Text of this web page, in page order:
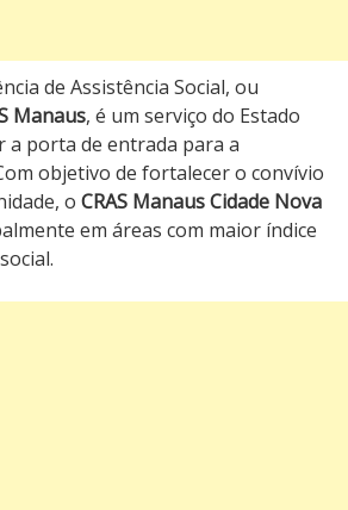
de Assistência Social, ou
Manaus, é um serviço do Estado
a porta de entrada para a
objetivo de fortalecer o convívio
o CRAS Manaus Cidade Nova
em áreas com maior índice